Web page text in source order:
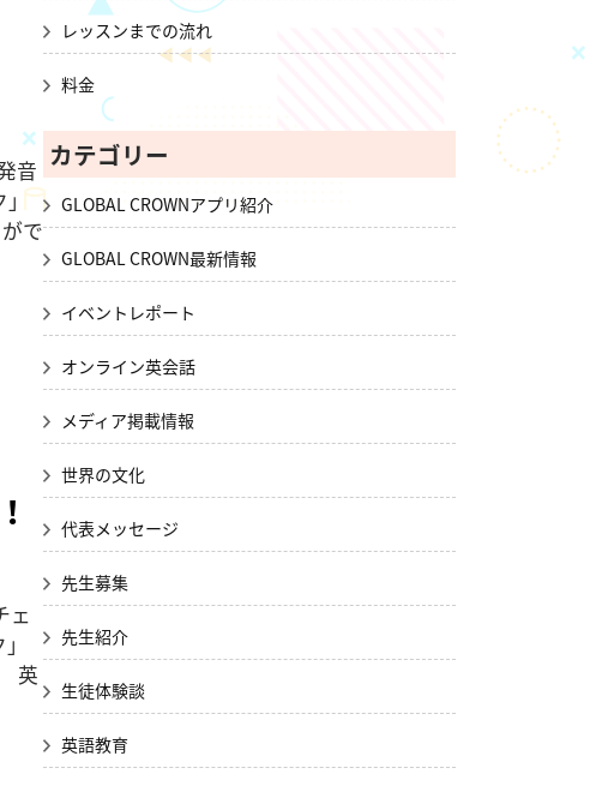
音
」
で
ェ
英
レッスンまでの流れ
料金
カテゴリー
GLOBAL CROWNアプリ紹介
GLOBAL CROWN最新情報
イベントレポート
オンライン英会話
メディア掲載情報
世界の文化
代表メッセージ
先生募集
先生紹介
生徒体験談
英語教育